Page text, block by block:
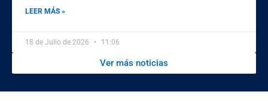
LEER MÁS »
18 de Julio de 2026 11:06
Ver más noticias